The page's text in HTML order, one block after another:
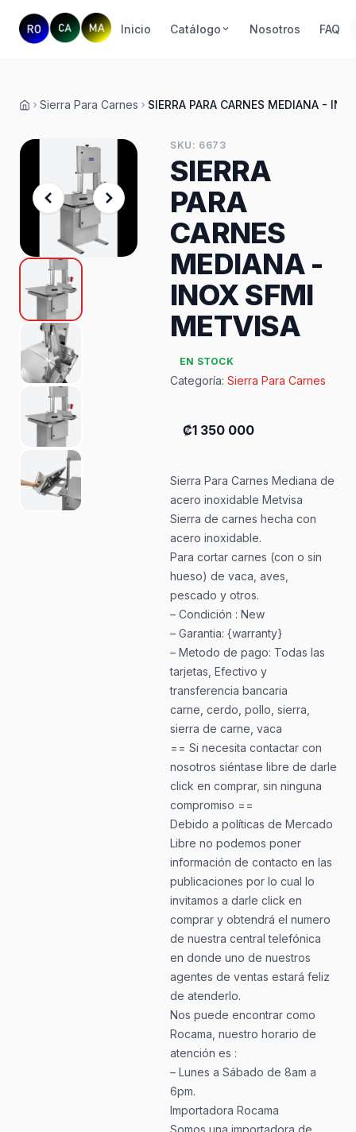
Inicio Catálogo Nosotros FAQ
Inicio
Sierra Para Carnes SIERRA PARA CARNES MEDIANA -
SKU: 6673
SIERRA
PARA
CARNES
MEDIANA -
INOX SFMI
METVISA
EN STOCK
Categoría: Sierra Para Carnes
₡1 350 000
Sierra Para Carnes Mediana de
acero inoxidable Metvisa
Sierra de carnes hecha con
acero inoxidable.
Para cortar carnes (con o sin
hueso) de vaca, aves,
pescado y otros.
– Condición : New
– Garantia: {warranty}
– Metodo de pago: Todas las
tarjetas, Efectivo y
transferencia bancaria
carne, cerdo, pollo, sierra,
sierra de carne, vaca
== Si necesita contactar con
nosotros siéntase libre de darle
click en comprar, sin ninguna
compromiso ==
Debido a políticas de Mercado
Libre no podemos poner
información de contacto en las
publicaciones por lo cual lo
invitamos a darle click en
comprar y obtendrá el numero
de nuestra central telefónica
en donde uno de nuestros
agentes de ventas estará feliz
de atenderlo.
Nos puede encontrar como
Rocama, nuestro horario de
atención es :
– Lunes a Sábado de 8am a
6pm.
Importadora Rocama
Somos una importadora de